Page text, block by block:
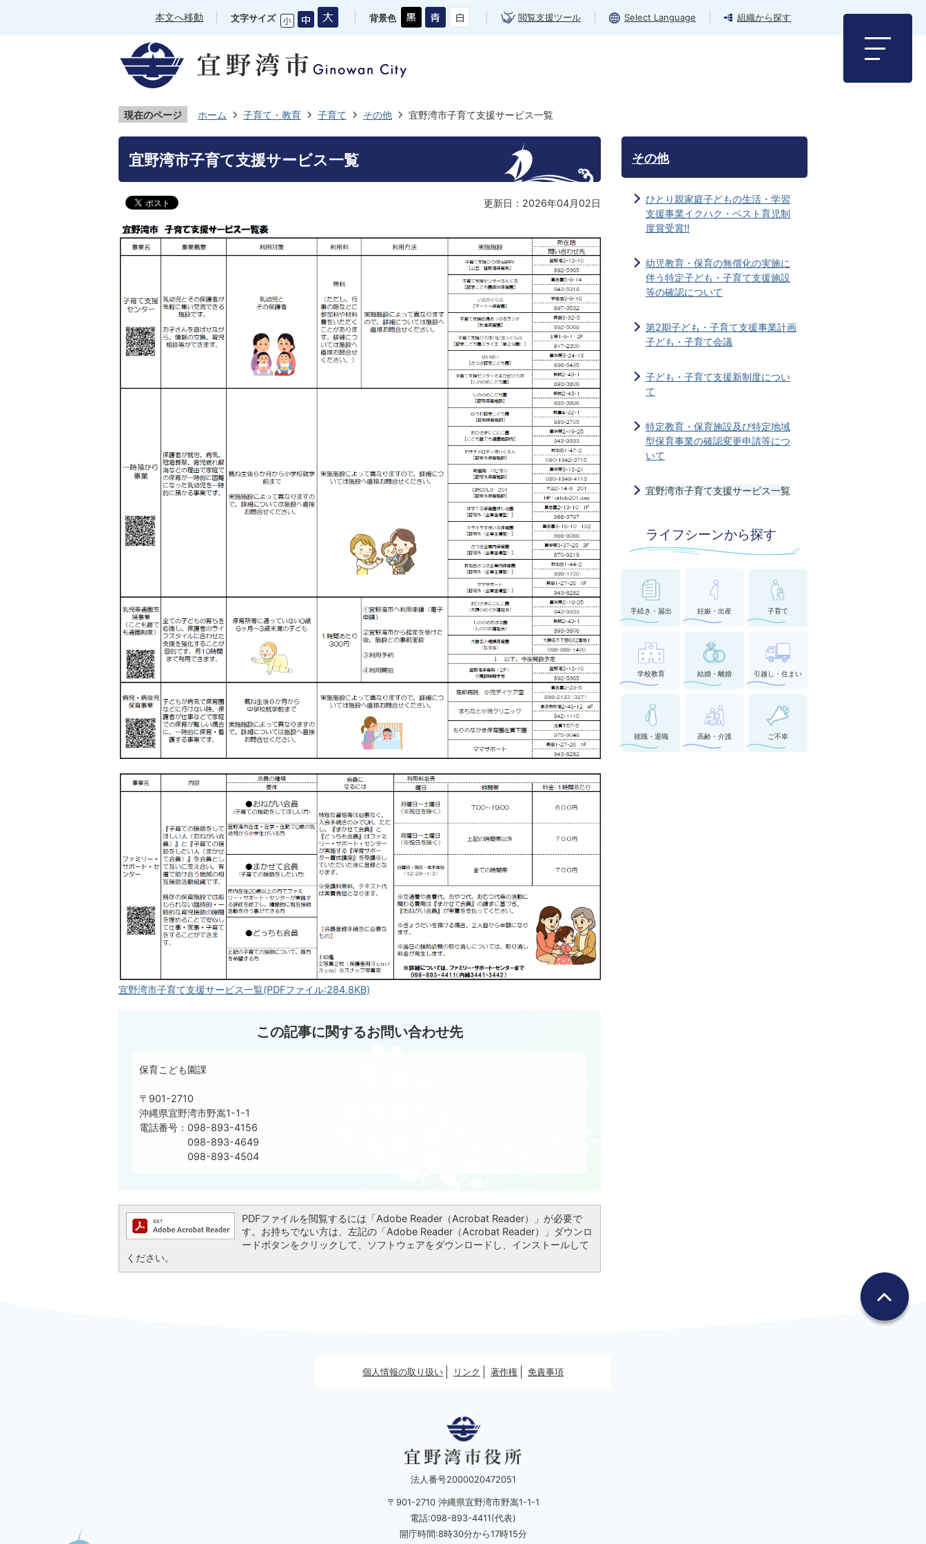
本文へ移動 文字サイズ 背景色 閲覧支援ツール Select Language 組織から探す
現在のページ ホーム 子育て・教育 子育て その他 宜野湾市子育て支援サービス一覧
宜野湾市子育て支援サービス一覧
更新日：2026年04月02日
宜野湾市子育て支援サービス一覧(PDFファイル:284.8KB)
この記事に関するお問い合わせ先
保育こども園課
〒901-2710
沖縄県宜野湾市野嵩1-1-1
電話番号：098-893-4156
098-893-4649
098-893-4504
PDFファイルを閲覧するには「Adobe Reader（Acrobat Reader）」が必要で
す。お持ちでない方は、左記の「Adobe Reader（Acrobat Reader）」ダウンロ
ードボタンをクリックして、ソフトウェアをダウンロードし、インストールして
ください。
その他
ひとり親家庭子どもの生活・学習
支援事業イクハク・ベスト育児制
度賞受賞!!
幼児教育・保育の無償化の実施に
伴う特定子ども・子育て支援施設
等の確認について
第2期子ども・子育て支援事業計画
子ども・子育て会議
子ども・子育て支援新制度につい
て
特定教育・保育施設及び特定地域
型保育事業の確認変更申請等につ
いて
宜野湾市子育て支援サービス一覧
ライフシーンから探す
手続き・届出 妊娠・出産 子育て
学校教育 結婚・離婚 引越し・住まい
就職・退職 高齢・介護 ご不幸
個人情報の取り扱い リンク 著作権 免責事項
法人番号2000020472051
〒901-2710 沖縄県宜野湾市野嵩1-1-1
電話:098-893-4411(代表)
開庁時間:8時30分から17時15分